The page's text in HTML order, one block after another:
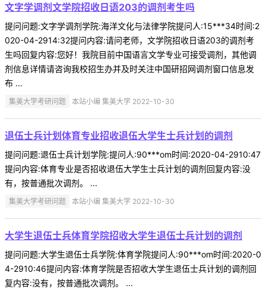
文字学调剂文学院招收日语203的调剂考生吗
提问问题:文字学调剂学院:海洋文化与法律学院提问人:15***34时间:2
020-04-2914:32提问内容:请问老师，文学院招收日语203的调剂考
生吗回复内容:您好！我院目前中国语言文学专业可接受调剂，其他调
剂信息详情请咨询我校招生办并及时关注中国研招网调剂窗口信息发
布 ...
集美大学考研问题 本站小编 集美大学 2022-10-30
退伍士兵计划体育专业招收退伍大学生士兵计划的调剂
提问问题:退伍士兵计划学院:提问人:90***om时间:2020-04-2910:47
提问内容:体育专业是否招收退伍大学生士兵计划的调剂回复内容:没
有，按普通批次调剂。 ...
集美大学考研问题 本站小编 集美大学 2022-10-30
大学生退伍士兵体育学院招收大学生退伍士兵计划的调剂
提问问题:大学生退伍士兵学院:体育学院提问人:90***om时间:2020-0
4-2910:46提问内容:体育学院是否招收大学生退伍士兵计划的调剂回
复内容:没有，按普通批次调剂。 ...